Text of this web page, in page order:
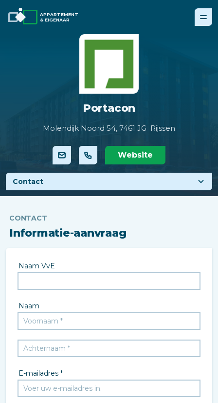
APPARTEMENT
& EIGENAAR
Portacon
Molendijk Noord 54, 7461 JG Rijssen
Website
Contact
CONTACT
Informatie-aanvraag
Naam VvE
Naam
E-mailadres *